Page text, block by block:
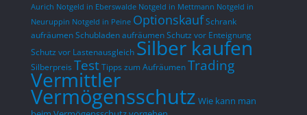
Aurich Notgeld in Eberswalde Notgeld in Mettmann Notgeld in
Neuruppin Notgeld in Peine OptionskaufSchrank
aufräumenSchubladen aufräumenSchutz vor Enteignung
Schutz vor Lastenausgleich Silber kaufen
Silberpreis TestTipps zum AufräumenTrading
Vermittler
Vermögensschutz Wie kann man